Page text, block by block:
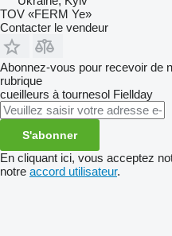
TOV «FERM Ye»
Contacter le vendeur
Abonnez-vous pour recevoir de
rubrique
cueilleurs à tournesol Fiellday
S'abonner
En cliquant ici, vous acceptez
notre accord utilisateur.